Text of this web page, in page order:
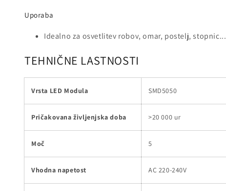
Uporaba
Idealno za osvetlitev robov, omar, postelj, stopnic...
TEHNIČNE LASTNOSTI
Vrsta LED Modula SMD5050
Pričakovana življenjska doba >20 000 ur
Moč 5
Vhodna napetost AC 220-240V